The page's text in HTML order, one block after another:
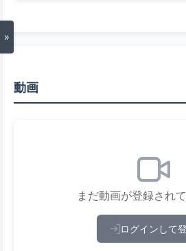
»
動画
まだ動画が登録され
ログインして